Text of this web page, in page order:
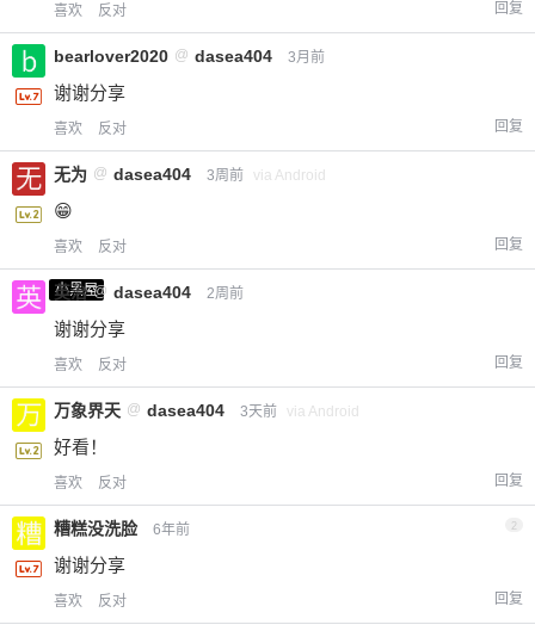
喜欢 反对 回复
bearlover2020 @ dasea404 3月前
谢谢分享
喜欢 反对 回复
无为 @ dasea404 3周前 via Android
😁
喜欢 反对 回复
小黑屋
英治 @ dasea404 2周前
谢谢分享
喜欢 反对 回复
万象界天 @ dasea404 3天前 via Android
好看！
喜欢 反对 回复
糟糕没洗脸 6年前 2
谢谢分享
喜欢 反对 回复